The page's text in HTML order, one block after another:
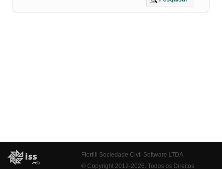
Fiorilli Sociedade Civil Software LTDA
© Copyright 2012-2026. Todos os Direitos